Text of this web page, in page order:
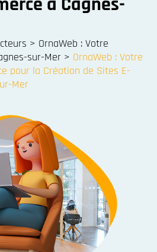
> OrnaWeb : Votre
sur-Mer > OrnaWeb : Votre
pour la Création de Sites E-
Mer